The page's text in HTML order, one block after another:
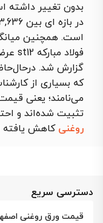
بدون تغییر داشته
گزارش شد.
که بسیاری از
می‌نامند؛ یعنی
تثبیت شده‌اند و
روغنی کاهش
دسترسی سریع
قیمت ورق روغنی